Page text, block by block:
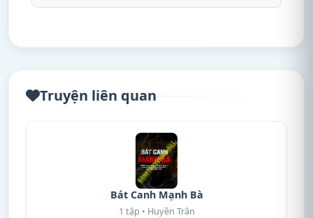
Truyện liên quan
Bát Canh Mạnh Bà
1 tập • Huyền Trân